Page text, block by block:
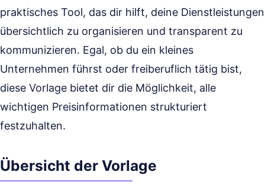
praktisches Tool, das dir hilft, deine Dienstleistungen
übersichtlich zu organisieren und transparent zu
kommunizieren. Egal, ob du ein kleines
Unternehmen führst oder freiberuflich tätig bist,
diese Vorlage bietet dir die Möglichkeit, alle
wichtigen Preisinformationen strukturiert
festzuhalten.
Übersicht der Vorlage